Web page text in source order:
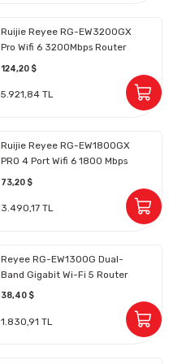
Ruijie Reyee RG-EW3200GX
Pro Wifi 6 3200Mbps Router
124,20 $
5.921,84 TL
Ruijie Reyee RG-EW1800GX
PRO 4 Port Wifi 6 1800 Mbps
Gigabit Router
73,20 $
3.490,17 TL
Reyee RG-EW1300G Dual-
Band Gigabit Wi-Fi 5 Router
38,40 $
1.830,91 TL